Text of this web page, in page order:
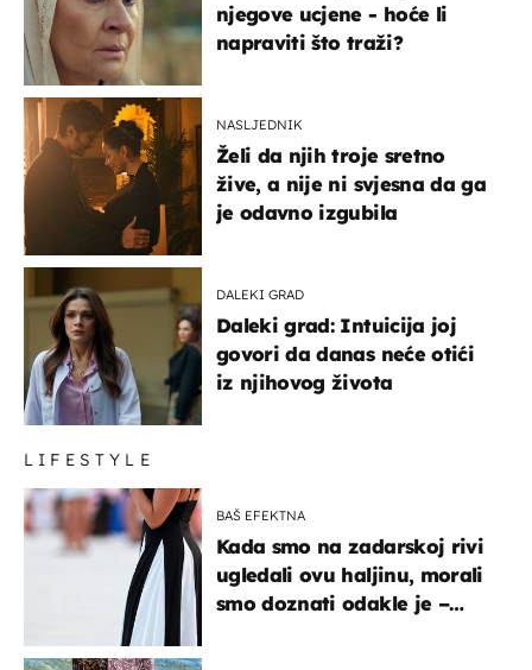
njegove ucjene - hoće li
napraviti što traži?
NASLJEDNIK
Želi da njih troje sretno
žive, a nije ni svjesna da ga
je odavno izgubila
DALEKI GRAD
Daleki grad: Intuicija joj
govori da danas neće otići
iz njihovog života
LIFESTYLE
BAŠ EFEKTNA
Kada smo na zadarskoj rivi
ugledali ovu haljinu, morali
smo doznati odakle je –